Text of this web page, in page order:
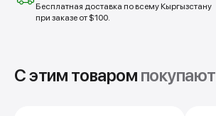
Бесплатная доставка по всему Кыргызстану
при заказе от $100.
С этим товаром покупают